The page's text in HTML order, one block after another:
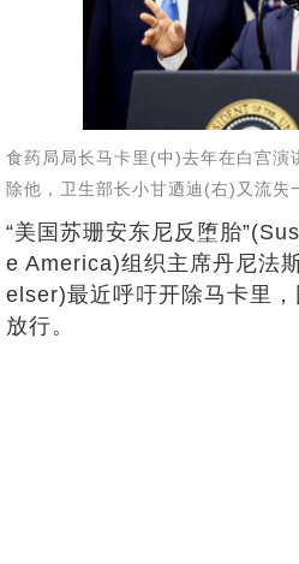
食药局局长马卡里(中)去年在白宫演
除他，卫生部长小甘迺迪(右)又流失
“美国苏珊安东尼反堕胎
e America)组织主席丹尼法
elser)最近呼吁开除马卡里
放行。